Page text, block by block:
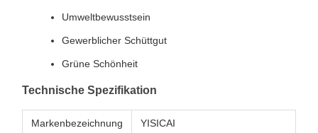
Umweltbewusstsein
Gewerblicher Schüttgut
Grüne Schönheit
Technische Spezifikation
Markenbezeichnung YISICAI